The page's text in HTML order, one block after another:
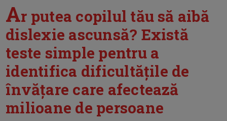
Ar putea copilul tău să aibă
dislexie ascunsă? Există
teste simple pentru a
identifica dificultățile de
învățare care afectează
milioane de persoane